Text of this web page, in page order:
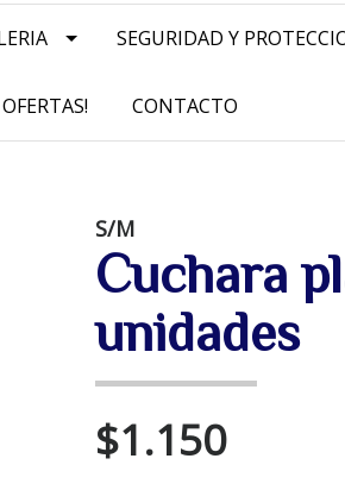
SEGURIDAD Y
OFERTAS! CONTACTO
S/M
Cuchara
unidades
$1.150